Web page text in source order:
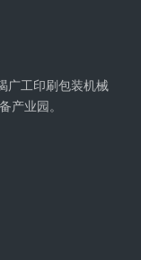
广工印刷包装机械
产业园。